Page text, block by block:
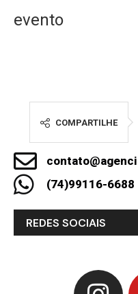
evento
COMPARTILHE
(74)99116-6688
REDES SOCIAIS